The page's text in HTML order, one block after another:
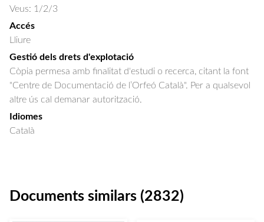
Veus: 1/2/3
Accés
Lliure
Gestió dels drets d'explotació
Còpia permesa amb finalitat d'estudi o recerca, citant la font
"Centre de Documentació de l’Orfeó Català". Per a qualsevol
altre ús cal demanar autorització.
Idiomes
Català
Documents similars (2832)